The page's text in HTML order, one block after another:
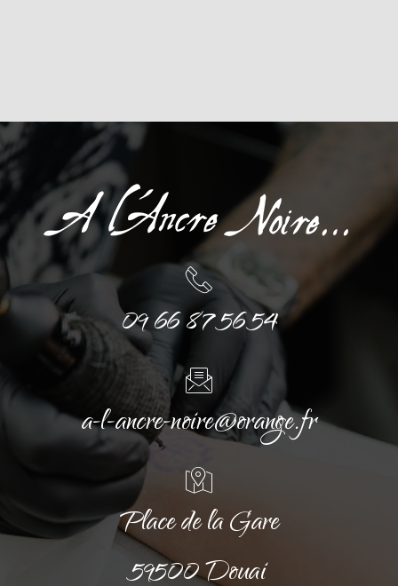
09 66 87 56 54
a-l-ancre-noire@orange.fr
Place de la Gare
59500 Douai